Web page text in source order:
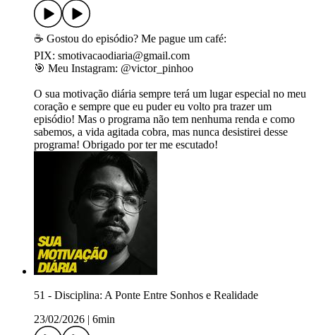
☕ Gostou do episódio? Me pague um café:
PIX: ⁠smotivacaodiaria@gmail.com⁠
🎯 Meu Instagram: ⁠⁠@victor_pinhoo⁠
O sua motivação diária sempre terá um lugar especial no meu
coração e sempre que eu puder eu volto pra trazer um
episódio! Mas o programa não tem nenhuma renda e como
sabemos, a vida agitada cobra, mas nunca desistirei desse
programa! Obrigado por ter me escutado!
51 - Disciplina: A Ponte Entre Sonhos e Realidade
23/02/2026
6min